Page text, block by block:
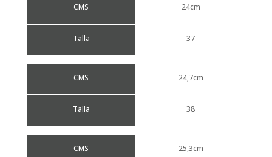
CMS
Talla
24cm
37
CMS
Talla
24,7cm
38
CMS 25,3cm